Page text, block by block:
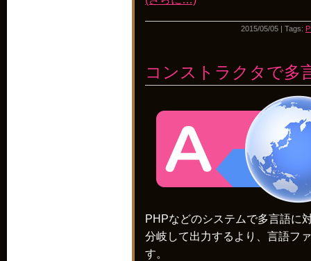
2015/05/05 | Tags:
コンストラクタで多
PHPなどのシステムで多言語に
分岐して出力するより、言語フ
す。